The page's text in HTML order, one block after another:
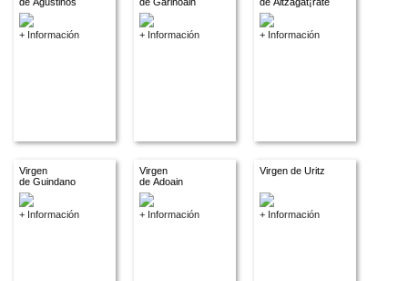
+ Información + Información + Información
Virgen
de Guindano
+ Información
Virgen
de Adoain
+ Información
Virgen de Uritz
+ Información